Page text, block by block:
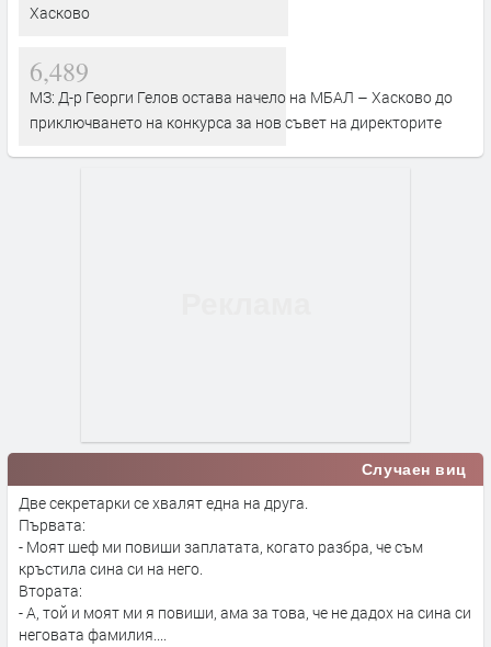
Хасково
6,489
МЗ: Д-р Георги Гелов остава начело на МБАЛ – Хасково до
приключването на конкурса за нов съвет на директорите
Случаен виц
Две секретарки се хвалят една на друга.
Първата:
- Моят шеф ми повиши заплатата, когато разбра, че съм
кръстила сина си на него.
Втората:
- А, той и моят ми я повиши, ама за това, че не дадох на сина си
неговата фамилия....